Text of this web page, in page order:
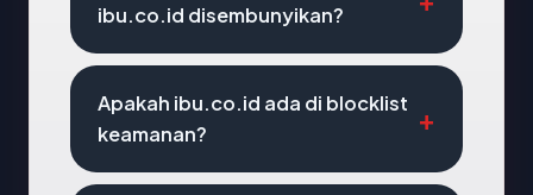
ibu.co.id disembunyikan?
Apakah ibu.co.id ada di blocklist
keamanan?